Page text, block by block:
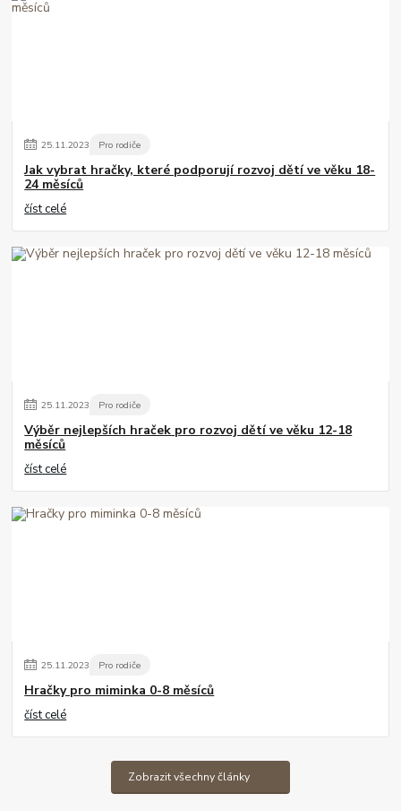
25.11.2023 Pro rodiče
Jak vybrat hračky, které podporují rozvoj dětí ve věku 18-
24 měsíců
číst celé
25.11.2023 Pro rodiče
Výběr nejlepších hraček pro rozvoj dětí ve věku 12-18
měsíců
číst celé
25.11.2023 Pro rodiče
Hračky pro miminka 0-8 měsíců
číst celé
Zobrazit všechny články